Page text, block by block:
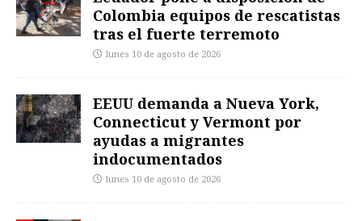
Colombia equipos de rescatistas
tras el fuerte terremoto
lunes 10 de agosto de 2026
EEUU demanda a Nueva York,
Connecticut y Vermont por
ayudas a migrantes
indocumentados
lunes 10 de agosto de 2026